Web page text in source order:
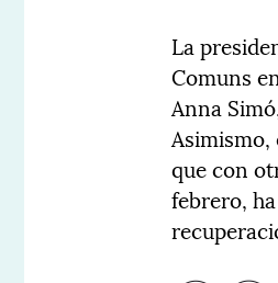
La
Comuns
Anna
que con
febrero,